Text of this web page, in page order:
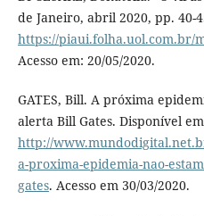
de Janeiro, abril 2020, pp. 40-
https://piaui.folha.uol.com.br/
Acesso em: 20/05/2020.
GATES, Bill. A próxima
alerta Bill Gates. Disponível
http://
a-proxima-epidemia-nao-
gates. Acesso em 30/03/2020.